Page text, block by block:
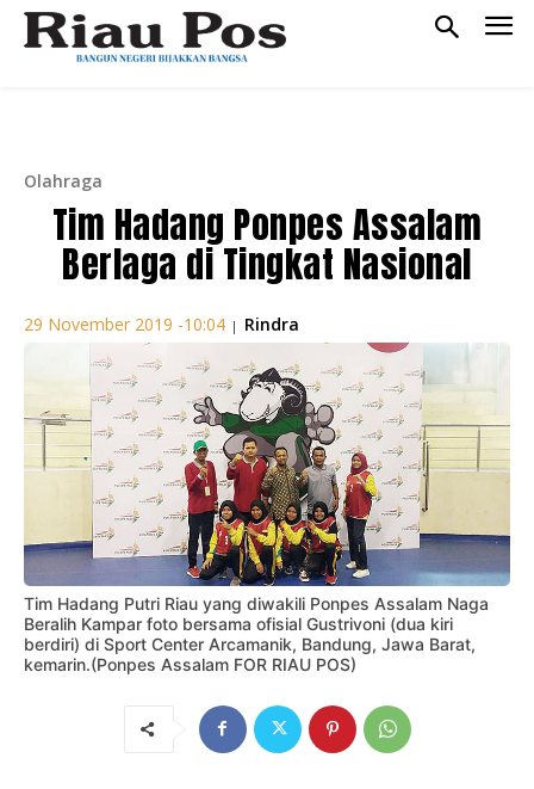
Olahraga
Tim Hadang Ponpes Assalam
Berlaga di Tingkat Nasional
29 November 2019 -10:04 | Rindra
Tim Hadang Putri Riau yang diwakili Ponpes Assalam Naga
Beralih Kampar foto bersama ofisial Gustrivoni (dua kiri
berdiri) di Sport Center Arcamanik, Bandung, Jawa Barat,
kemarin.(Ponpes Assalam FOR RIAU POS)